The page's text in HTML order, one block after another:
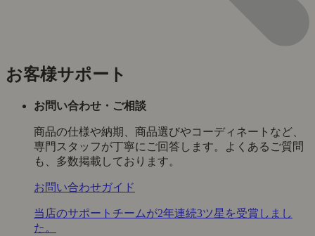
お客様サポート
お問い合わせ・ご相談
商品の仕様や納期、商品選びやコーディネートなど、
専門スタッフが丁寧にご回答します。よくあるご質問
も、多数掲載しております。
お問い合わせガイド
当店のサポートチームが2年連続3ツ星を受賞しまし
た。